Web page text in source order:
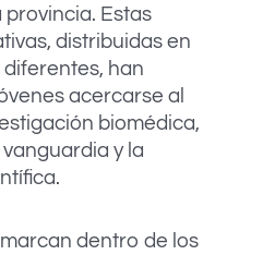
Estas
distribuidas en
han
acercarse al
biomédica,
y la
dentro de los